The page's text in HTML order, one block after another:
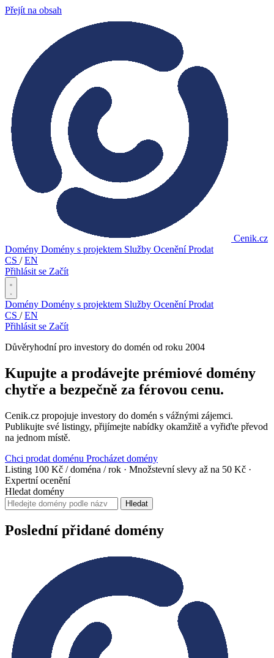
Přejít na obsah
Cenik.cz
Domény Domény s projektem Služby OceněníProdat
CS / EN
Přihlásit se Začít
Domény Domény s projektem Služby OceněníProdat
CS / EN
Přihlásit se Začít
Důvěryhodní pro investory do domén od roku 2004
Kupujte a prodávejte prémiové domény
chytře a bezpečně za férovou cenu.
Cenik.cz propojuje investory do domén s vážnými zájemci.
Publikujte své listingy, přijímejte nabídky okamžitě a vyřiďte převod
na jednom místě.
Chci prodat doménu Procházet domény
Listing 100 Kč / doména / rok · Množstevní slevy až na 50 Kč ·
Expertní ocenění
Hledat domény
Hledat
Poslední přidané domény